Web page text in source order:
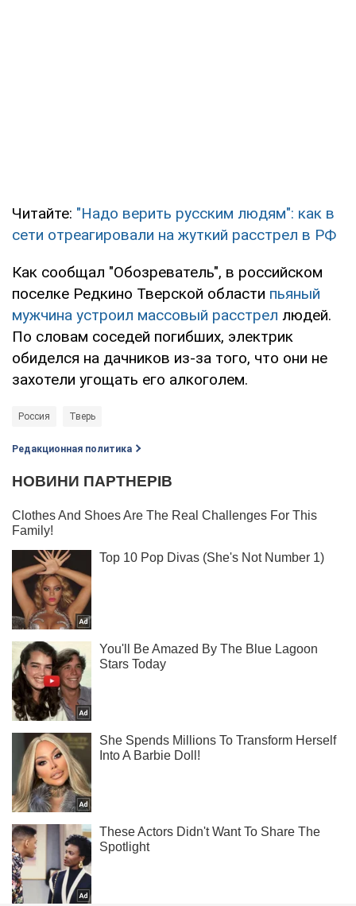
Читайте: "Надо верить русским людям": как в
сети отреагировали на жуткий расстрел в РФ
Как сообщал "Обозреватель", в российском
поселке Редкино Тверской области пьяный
мужчина устроил массовый расстрел людей.
По словам соседей погибших, электрик
обиделся на дачников из-за того, что они не
захотели угощать его алкоголем.
Россия Тверь
Редакционная политика